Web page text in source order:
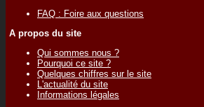
FAQ : Foire aux questions
A propos du site
Qui sommes nous ?
Pourquoi ce site ?
Quelques chiffres sur le site
L'actualité du site
Informations légales